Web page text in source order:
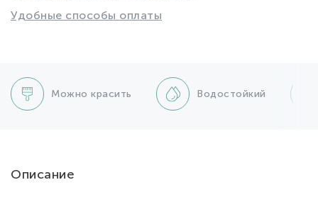
Удобные способы оплаты
Можно красить Водостойкий
Описание